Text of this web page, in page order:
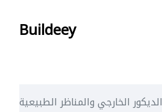
Buildeey
الديكور الخارجي والمناظر الطبيعية